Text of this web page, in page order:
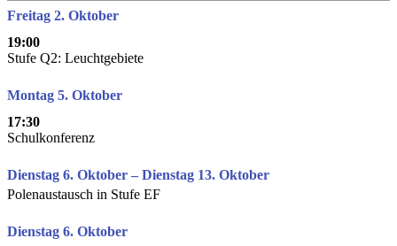
Freitag 2. Oktober
19:00
Stufe Q2: Leuchtgebiete
Montag 5. Oktober
17:30
Schulkonferenz
Dienstag 6. Oktober – Dienstag 13. Oktober
Polenaustausch in Stufe EF
Dienstag 6. Oktober